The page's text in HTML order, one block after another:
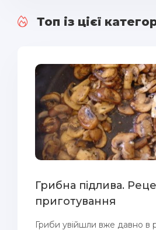
Топ із цієї
Грибна підлива.
приготування
Гриби увійшли вже давно в